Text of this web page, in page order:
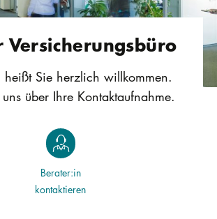
Versicherungsbüro
heißt Sie herzlich willkommen.
über Ihre Kontaktaufnahme.
Berater:in
kontaktieren